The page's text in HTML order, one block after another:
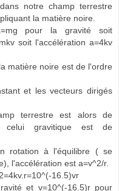
notre champ terrestre
la matière noire.
pour la gravité soit
soit l'accélération a=4kv
matière noire est de l'ordre
et les vecteurs dirigés
terrestre est alors de
celui gravitique est de
rotation à l'équilibre ( se
l'accélération est a=v^2/r.
16.5)vr
et v=10^(-16.5)r pour